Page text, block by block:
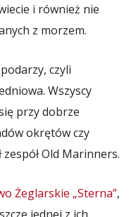
i również nie
z morzem.
czyli
Wszyscy
przy dobrze
okrętów czy
Old Marinners.
Żeglarskie „Sterna”,